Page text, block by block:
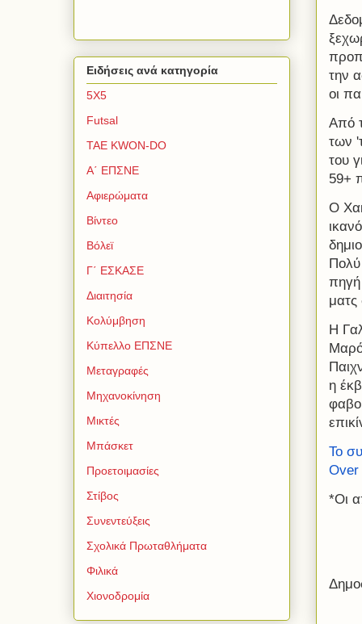
την
οι
Από
των
του
59+
Ο
πηγή
Η
η
Το
Over
*Οι
Ειδήσεις ανά κατηγορία
5Χ5
Futsal
TAE KWON-DO
Α΄ ΕΠΣΝΕ
Αφιερώματα
Βίντεο
Βόλεϊ
Γ΄ ΕΣΚΑΣΕ
Διαιτησία
Κολύμβηση
Κύπελλο ΕΠΣΝΕ
Μεταγραφές
Μηχανοκίνηση
Μικτές
Μπάσκετ
Προετοιμασίες
Στίβος
Συνεντεύξεις
Σχολικά Πρωταθλήματα
Φιλικά
Χιονοδρομία